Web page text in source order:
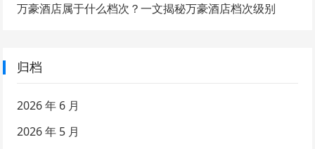
万豪酒店属于什么档次？一文揭秘万豪酒店档次级别
归档
2026 年 6 月
2026 年 5 月